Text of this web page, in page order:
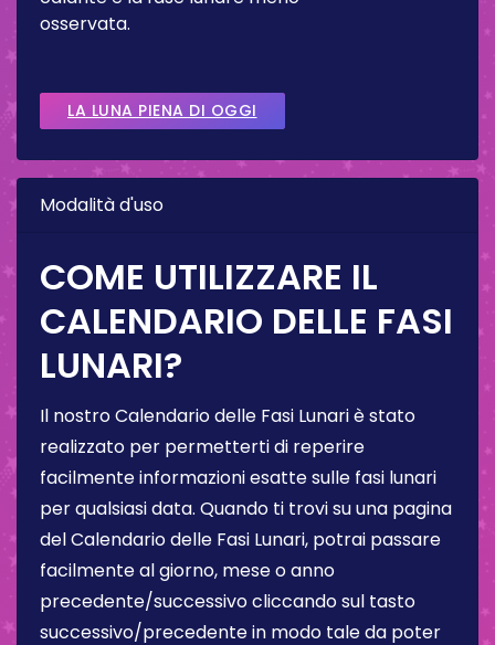
osservata.
LA LUNA PIENA DI OGGI
Modalità d'uso
COME UTILIZZARE IL
CALENDARIO DELLE FASI
LUNARI?
Il nostro Calendario delle Fasi Lunari è stato
realizzato per permetterti di reperire
facilmente informazioni esatte sulle fasi lunari
per qualsiasi data. Quando ti trovi su una pagina
del Calendario delle Fasi Lunari, potrai passare
facilmente al giorno, mese o anno
precedente/successivo cliccando sul tasto
successivo/precedente in modo tale da poter